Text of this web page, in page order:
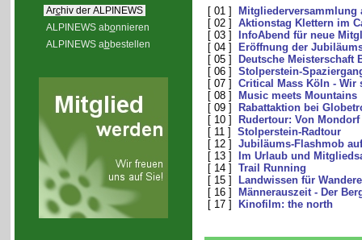
Archiv der ALPINEWS
ALPINEWS abonnieren
ALPINEWS abbestellen
[ 01 ]
Mitgliederversammlung
[ 02 ] Aktionstag Klettern im
[ 03 ]
InfoAbend für neue
[ 04 ]
Eröffnung der
[ 05 ]
Deutsche Meisterschaft
[ 06 ] Stolperstein-
[ 07 ] Critical Mass Köln - Wir
[ 08 ]
Music meets Mountains
[ 09 ]
Rabattaktion bei
[ 10 ]
Rudertour: Von
[ 11 ] Stolperstein-Radtour
[ 12 ] Jubiläums-Flashmob
[ 13 ]
Im Urlaub und
[ 14 ] Trail Running
[ 15 ]
Landwissen für
[ 16 ]
Männerauszeit - Der
[ 17 ]
Kinofilm: the north